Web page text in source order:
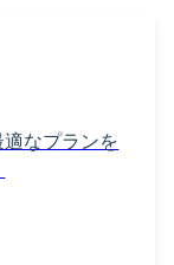
なプランを